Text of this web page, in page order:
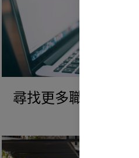
尋找更多職位